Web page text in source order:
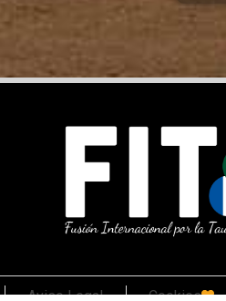
Aviso Legal Cookies